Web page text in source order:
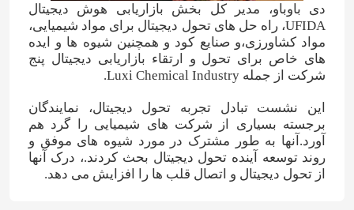
نیترات کلسیم آمونیوم (CAN)
ملامینه
بیومتانول
اوره درجه خودرو
دی باوباو، مدیر کل بخش بازاریابی هوش دیجیتال
UFIDA، راه حل های تحول دیجیتال برای مواد شیمیایی،
مواد کشاورزی،و صنایع کود و همچنین شیوه ها و ایده
های خاص برای تحول و ارتقاء بازاریابی دیجیتال پنج
شرکت از جمله Luxi Chemical Industry.
این نشست تبادل تجربه تحول دیجیتال، نمایندگان
برجسته بسیاری از شرکت های شیمیایی را گرد هم
آورد.آنها به طور مشترک در مورد شیوه های موفق و
روند توسعه آینده تحول دیجیتال بحث کردند.، درک آنها
از تحول دیجیتال و اتصال قلب ها را افزایش می دهد.